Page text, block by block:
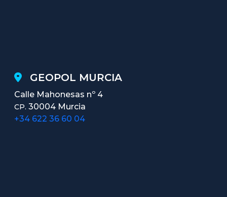
GEOPOL MURCIA
Calle Mahonesas nº 4
CP. 30004 Murcia
+34 622 36 60 04